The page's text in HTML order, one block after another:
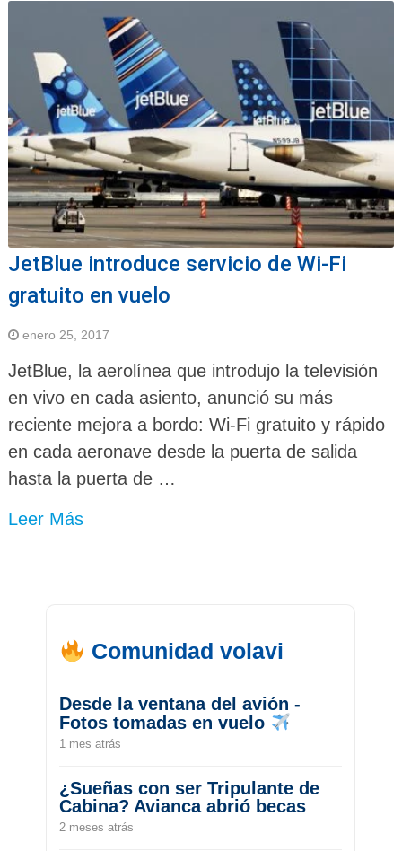
JetBlue introduce servicio de Wi-Fi
gratuito en vuelo
enero 25, 2017
JetBlue, la aerolínea que introdujo la televisión
en vivo en cada asiento, anunció su más
reciente mejora a bordo: Wi-Fi gratuito y rápido
en cada aeronave desde la puerta de salida
hasta la puerta de …
Leer Más
Comunidad volavi
Desde la ventana del avión -
Fotos tomadas en vuelo
1 mes atrás
¿Sueñas con ser Tripulante de
Cabina? Avianca abrió becas
2 meses atrás